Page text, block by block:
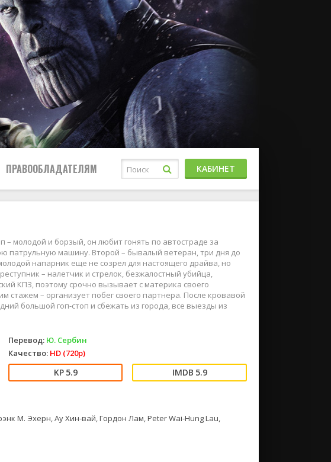
ПРАВООБЛАДАТЕЛЯМ КАБИНЕТ
молодой и борзый, он любит гонять по автостраде за
патрульную машину. Второй – бывалый ветеран, три дня до
напарник еще не созрел для настоящего драйва, но
– налетчик и стрелок, безжалостный убийца,
КПЗ, поэтому срочно вызывает с материка своего
стажем – организует побег своего партнера. После кровавой
большой гоп-стоп и сбежать из города, все выезды из
Перевод: Ю. Сербин
Качество: HD (720p)
5.9 5.9
М. Эхерн, Ау Хин-вай, Гордон Лам, Peter Wai-Hung Lau,